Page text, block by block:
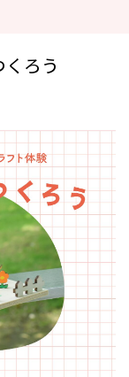
ろう